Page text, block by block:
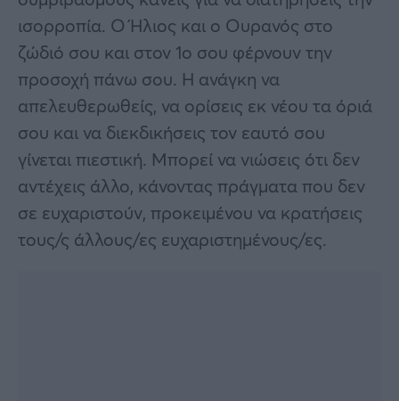
ισορροπία. Ο Ήλιος και ο Ουρανός στο
ζώδιό σου και στον 1ο σου φέρνουν την
προσοχή πάνω σου. Η ανάγκη να
απελευθερωθείς, να ορίσεις εκ νέου τα όριά
σου και να διεκδικήσεις τον εαυτό σου
γίνεται πιεστική. Μπορεί να νιώσεις ότι δεν
αντέχεις άλλο, κάνοντας πράγματα που δεν
σε ευχαριστούν, προκειμένου να κρατήσεις
τους/ς άλλους/ες ευχαριστημένους/ες.